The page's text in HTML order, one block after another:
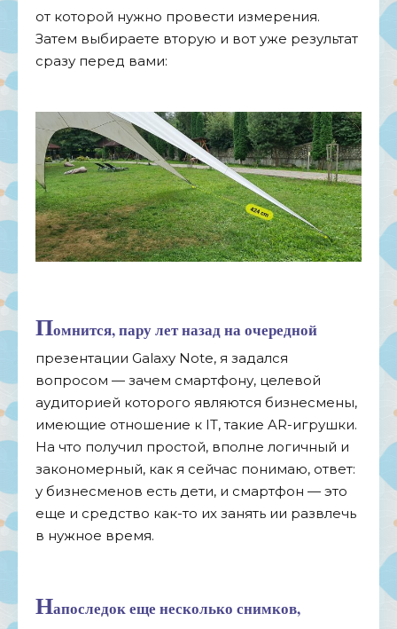
от которой нужно провести измерения.
Затем выбираете вторую и вот уже результат
сразу перед вами:
Помнится, пару лет назад на очередной
презентации Galaxy Note, я задался
вопросом — зачем смартфону, целевой
аудиторией которого являются бизнесмены,
имеющие отношение к IT, такие AR-игрушки.
На что получил простой, вполне логичный и
закономерный, как я сейчас понимаю, ответ:
у бизнесменов есть дети, и смартфон — это
еще и средство как-то их занять ии развлечь
в нужное время.
Напоследок еще несколько снимков,